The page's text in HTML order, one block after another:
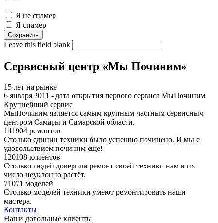
Я не спамер
Я спамер
Leave this field blank
Сервисный центр «Мы Починим»
15 лет на рынке
6 января 2011 - дата открытия первого сервиса МыПочиним
Крупнейший сервис
МыПочиним является самым крупным частным сервисным
центром Самары и Самарской области.
141904 ремонтов
Столько единиц техники было успешно починено. И мы с
удовольствием починим еще!
120108 клиентов
Столько людей доверили ремонт своей техники нам и их
число неуклонно растёт.
71071 моделей
Столько моделей техники умеют ремонтировать наши
мастера.
Контакты
Наши довольные клиенты